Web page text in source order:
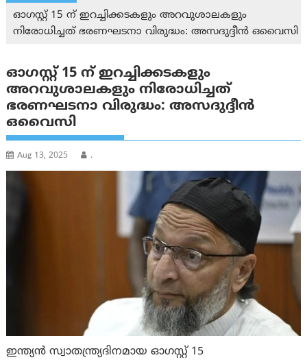
ഓഗസ്റ്റ് 15 ന് ഇറച്ചിക്കടകളും അറവുശാലകളും
നിരോധിച്ചത് ഭരണഘടനാ വിരുദ്ധം: അസദുദ്ദീൻ ഒവൈസി
ഓഗസ്റ്റ് 15 ന് ഇറച്ചിക്കടകളും
അറവുശാലകളും നിരോധിച്ചത്
ഭരണഘടനാ വിരുദ്ധം: അസദുദ്ദീൻ
ഒവൈസി
Aug 13, 2025 .
ഇന്ത്യന്‍ സ്വാതന്ത്ര്യദിനമായ ഓഗസ്റ്റ് 15